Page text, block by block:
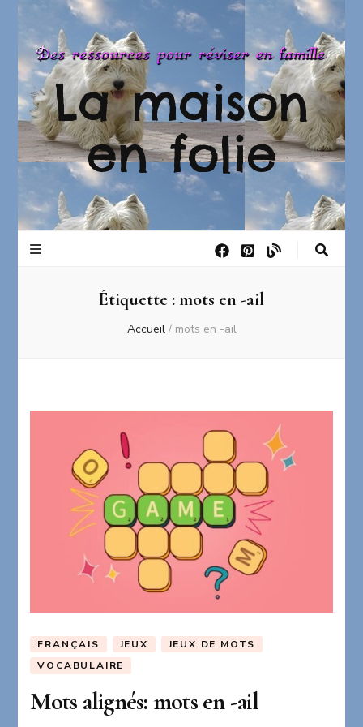
La maison
en folie
Étiquette :mots en -ail
Accueil / mots en -ail
FRANÇAIS JEUX
JEUX DE MOTS
VOCABULAIRE
Mots alignés: mots en -ail